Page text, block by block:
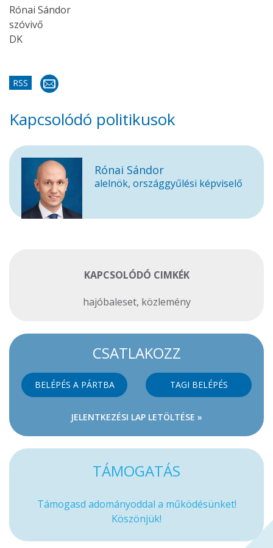
Rónai Sándor
szóvivő
DK
RSS
Kapcsolódó politikusok
Rónai Sándor
alelnök, országgyűlési képviselő
KAPCSOLÓDÓ CIMKÉK
hajóbaleset, közlemény
CSATLAKOZZ
BELÉPÉS A PÁRTBA TAGI BELÉPÉS
JELENTKEZÉSI LAP LETÖLTÉSE »
TÁMOGATÁS
Támogasd adományoddal a működésünket!
Köszönjük!